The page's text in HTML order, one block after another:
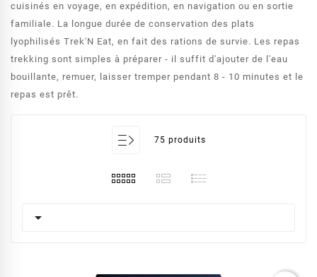
cuisinés en voyage, en expédition, en navigation ou en sortie
familiale. La longue durée de conservation des plats
lyophilisés Trek'N Eat, en fait des rations de survie. Les repas
trekking sont simples à préparer - il suffit d'ajouter de l'eau
bouillante, remuer, laisser tremper pendant 8 - 10 minutes et le
repas est prêt.
75 produits
